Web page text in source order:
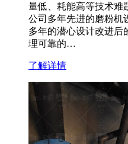
量低、耗能高等技术难
公司多年先进的磨粉机
多年的潜心设计改进后
理可靠的…
了解详情